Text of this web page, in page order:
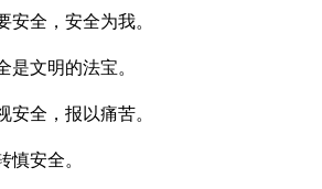
全，安全为我。
文明的法宝。
全，报以痛苦。
安全。